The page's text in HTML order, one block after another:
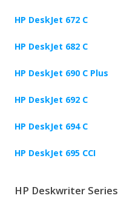
HP DeskJet 672 C
HP DeskJet 682 C
HP DeskJet 690 C Plus
HP DeskJet 692 C
HP DeskJet 694 C
HP DeskJet 695 CCI
HP Deskwriter Series